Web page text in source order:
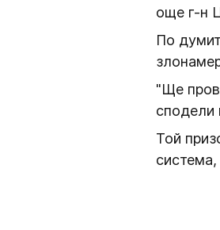
още г-н
По
"Ще
сподели
Той